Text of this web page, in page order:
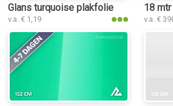
Glans turquoise plakfolie
v.a. € 1,19
18
v.a. €